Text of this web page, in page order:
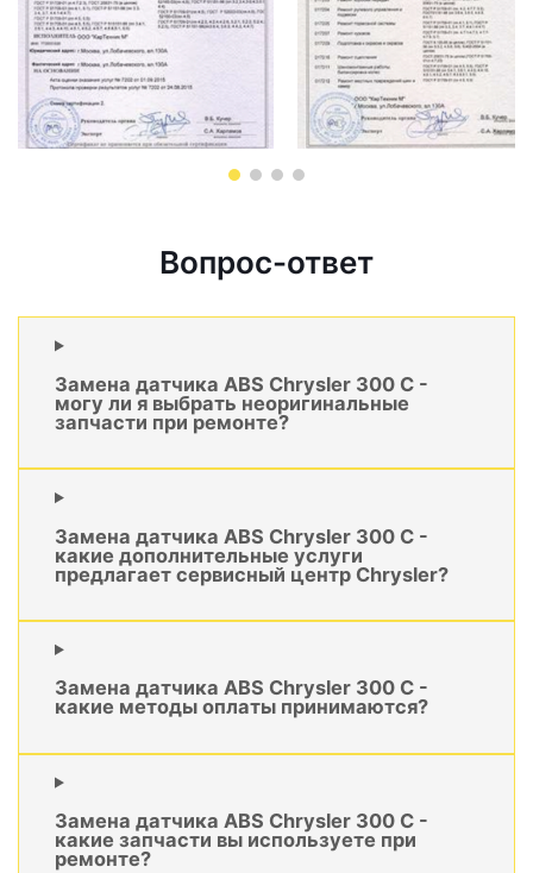
Вопрос-ответ
Замена датчика ABS Chrysler 300 C -
могу ли я выбрать неоригинальные
запчасти при ремонте?
Замена датчика ABS Chrysler 300 C -
какие дополнительные услуги
предлагает сервисный центр Chrysler?
Замена датчика ABS Chrysler 300 C -
какие методы оплаты принимаются?
Замена датчика ABS Chrysler 300 C -
какие запчасти вы используете при
ремонте?